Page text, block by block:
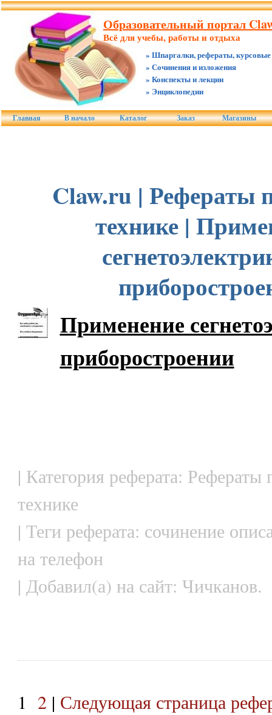
Образовательный портал
Всё для учебы, работы и отдыха
» Шпаргалки, рефераты, курсовые
» Сочинения и изложения
» Конспекты и лекции
» Энциклопедии
Главная В начало Каталог Заказ Магазины
Claw.ru | Рефераты
технике |
Применение
приборостроении
| Категория реферата: Рефераты
технике
| Теги реферата: сочинение
на телефон
| Добавил(а) на сайт: Чичканов.
1 2 | Следующая страница